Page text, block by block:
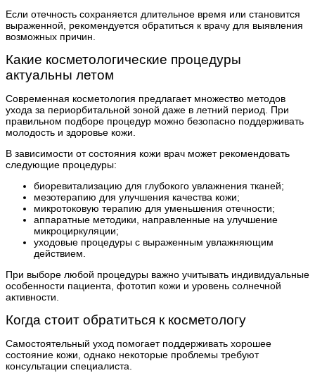
Если отечность сохраняется длительное время или становится
выраженной, рекомендуется обратиться к врачу для выявления
возможных причин.
Какие косметологические процедуры
актуальны летом
Современная косметология предлагает множество методов
ухода за периорбитальной зоной даже в летний период. При
правильном подборе процедур можно безопасно поддерживать
молодость и здоровье кожи.
В зависимости от состояния кожи врач может рекомендовать
следующие процедуры:
биоревитализацию для глубокого увлажнения тканей;
мезотерапию для улучшения качества кожи;
микротоковую терапию для уменьшения отечности;
аппаратные методики, направленные на улучшение
микроциркуляции;
уходовые процедуры с выраженным увлажняющим
действием.
При выборе любой процедуры важно учитывать индивидуальные
особенности пациента, фототип кожи и уровень солнечной
активности.
Когда стоит обратиться к косметологу
Самостоятельный уход помогает поддерживать хорошее
состояние кожи, однако некоторые проблемы требуют
консультации специалиста.